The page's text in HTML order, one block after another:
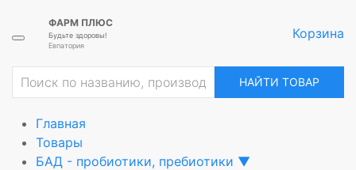
ФАРМ ПЛЮС
Будьте здоровы!
Евпатория
Корзина
НАЙТИ ТОВАР
Главная
Товары
БАД - пробиотики, пребиотики ▼